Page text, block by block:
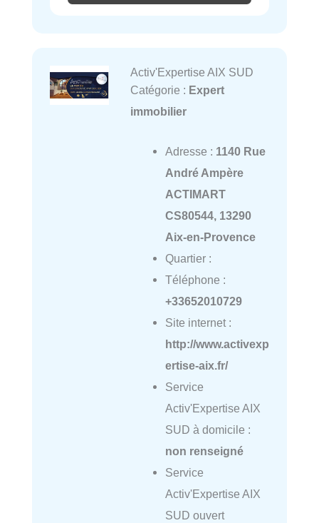
Activ'Expertise AIX SUD
Catégorie : Expert
immobilier
Adresse : 1140 Rue
André Ampère
ACTIMART
CS80544, 13290
Aix-en-Provence
Quartier :
Téléphone :
+33652010729
Site internet :
http://www.activexp
ertise-aix.fr/
Service
Activ'Expertise AIX
SUD à domicile :
non renseigné
Service
Activ'Expertise AIX
SUD ouvert